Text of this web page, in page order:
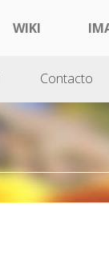
WIKI
Contacto